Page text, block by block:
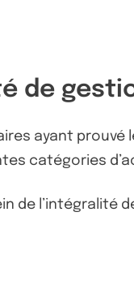
de
ayant
catégories
de l’intégralité